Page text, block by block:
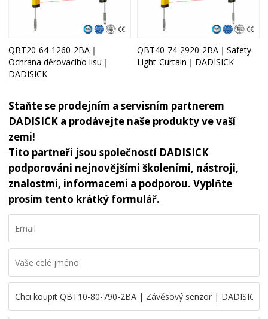
QBT20-64-1260-2BA｜
Ochrana děrovacího lisu｜
DADISICK
QBT40-74-2920-2BA｜Safety-
Light-Curtain｜DADISICK
Staňte se prodejním a servisním partnerem
DADISICK a prodávejte naše produkty ve vaší
zemi!
Tito partneři jsou společností DADISICK
podporováni nejnovějšími školeními, nástroji,
znalostmi, informacemi a podporou. Vyplňte
prosím tento krátký formulář.